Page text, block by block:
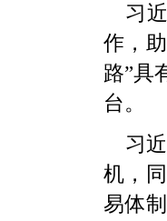
习
作，
路”具
台。
习
机，
易体